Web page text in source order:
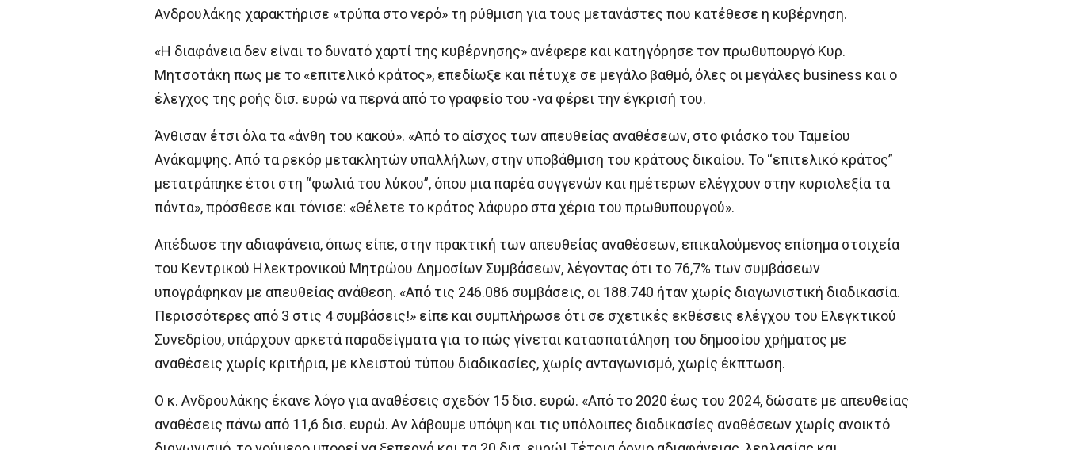
Ανδρουλάκης χαρακτήρισε «τρύπα στο νερό» τη ρύθμιση για τους μετανάστες που κατέθεσε η κυβέρνηση.
«Η διαφάνεια δεν είναι το δυνατό χαρτί της κυβέρνησης» ανέφερε και κατηγόρησε τον πρωθυπουργό Κυρ.
Μητσοτάκη πως με το «επιτελικό κράτος», επεδίωξε και πέτυχε σε μεγάλο βαθμό, όλες οι μεγάλες business και ο
έλεγχος της ροής δισ. ευρώ να περνά από το γραφείο του -να φέρει την έγκρισή του.
Άνθισαν έτσι όλα τα «άνθη του κακού». «Από το αίσχος των απευθείας αναθέσεων, στο φιάσκο του Ταμείου
Ανάκαμψης. Από τα ρεκόρ μετακλητών υπαλλήλων, στην υποβάθμιση του κράτους δικαίου. Το “επιτελικό κράτος”
μετατράπηκε έτσι στη “φωλιά του λύκου”, όπου μια παρέα συγγενών και ημέτερων ελέγχουν στην κυριολεξία τα
πάντα», πρόσθεσε και τόνισε: «Θέλετε το κράτος λάφυρο στα χέρια του πρωθυπουργού».
Απέδωσε την αδιαφάνεια, όπως είπε, στην πρακτική των απευθείας αναθέσεων, επικαλούμενος επίσημα στοιχεία
του Κεντρικού Ηλεκτρονικού Μητρώου Δημοσίων Συμβάσεων, λέγοντας ότι το 76,7% των συμβάσεων
υπογράφηκαν με απευθείας ανάθεση. «Από τις 246.086 συμβάσεις, οι 188.740 ήταν χωρίς διαγωνιστική διαδικασία.
Περισσότερες από 3 στις 4 συμβάσεις!» είπε και συμπλήρωσε ότι σε σχετικές εκθέσεις ελέγχου του Ελεγκτικού
Συνεδρίου, υπάρχουν αρκετά παραδείγματα για το πώς γίνεται κατασπατάληση του δημοσίου χρήματος με
αναθέσεις χωρίς κριτήρια, με κλειστού τύπου διαδικασίες, χωρίς ανταγωνισμό, χωρίς έκπτωση.
Ο κ. Ανδρουλάκης έκανε λόγο για αναθέσεις σχεδόν 15 δισ. ευρώ. «Από το 2020 έως του 2024, δώσατε με απευθείας
αναθέσεις πάνω από 11,6 δισ. ευρώ. Αν λάβουμε υπόψη και τις υπόλοιπες διαδικασίες αναθέσεων χωρίς ανοικτό